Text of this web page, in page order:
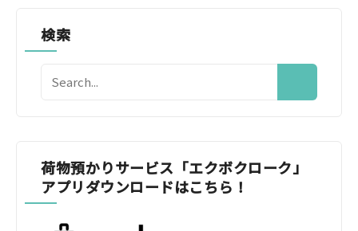
検索
荷物預かりサービス「エクボクローク」
アプリダウンロードはこちら！